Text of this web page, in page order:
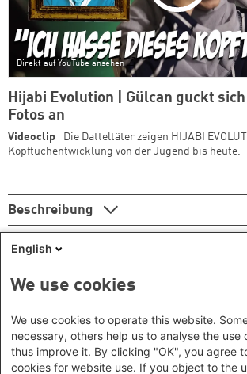
Direkt auf YouTube ansehen
Hijabi Evolution | Gülcan guckt
Fotos an
Videoclip
Die Datteltäter zeigen HIJABI
Kopftuchentwicklung von der Jugend bis heute.
Beschreibung
Erste SeiteVorherige Seite
Page
25 Page
26 Page
27
English
We use cookies
We use cookies to operate this website.
necessary, others help us to analyse the use
thus improve it. By clicking "OK", you agree
cookies for website use. If you object to the